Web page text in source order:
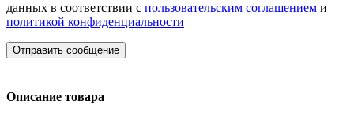
данных в соответствии с пользовательским соглашением и
политикой конфиденциальности
Отправить сообщение
Описание товара